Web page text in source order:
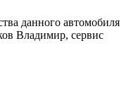
данного автомобиля
Владимир, сервис